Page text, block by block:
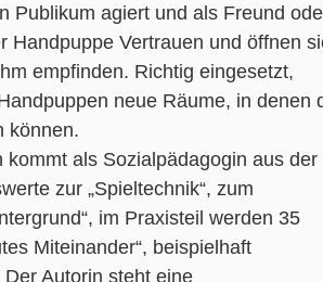
Publikum agiert und als Freund
Handpuppe Vertrauen und öffnen
empfinden. Richtig eingesetzt,
neue Räume, in denen
können.
als Sozialpädagogin aus der
zur „Spieltechnik“, zum
im Praxisteil werden 35
Miteinander“, beispielhaft
Autorin steht eine